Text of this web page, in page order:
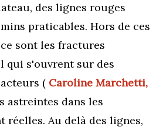
des lignes rouges
praticables. Hors de ces
sont les fractures
qui s'ouvrent sur des
( Caroline Marchetti,
astreintes dans les
réelles. Au delà des lignes,